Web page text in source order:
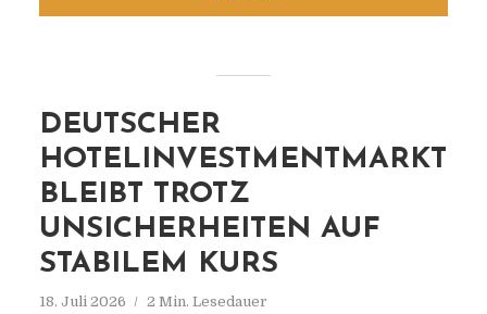
DEUTSCHER
HOTELINVESTMENTMARKT
BLEIBT TROTZ
UNSICHERHEITEN AUF
STABILEM KURS
18. Juli 2026 2 Min. Lesedauer